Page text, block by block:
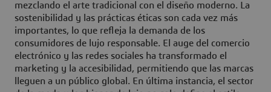
mezclando el arte tradicional con el diseño moderno. La
sostenibilidad y las prácticas éticas son cada vez más
importantes, lo que refleja la demanda de los
consumidores de lujo responsable. El auge del comercio
electrónico y las redes sociales ha transformado el
marketing y la accesibilidad, permitiendo que las marcas
lleguen a un público global. En última instancia, el sector